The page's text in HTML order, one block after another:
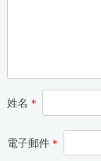
姓名 *
電子郵件 *